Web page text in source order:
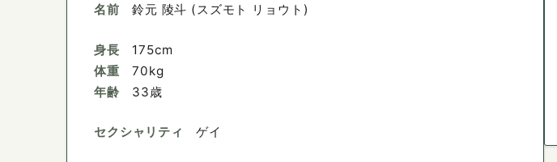
名前 鈴元 陵斗 (スズモト リョウト)
身長
体重
年齢
175cm
70kg
33歳
セクシャリティ ゲイ